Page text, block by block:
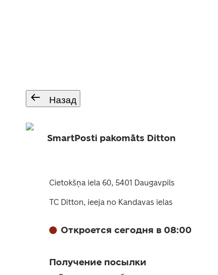
Назад
SmartPosti pakomāts Ditton
Cietokšņa iela 60, 5401 Daugavpils
TC Ditton, ieeja no Kandavas ielas
Откроется сегодня в 08:00
Получение посылки